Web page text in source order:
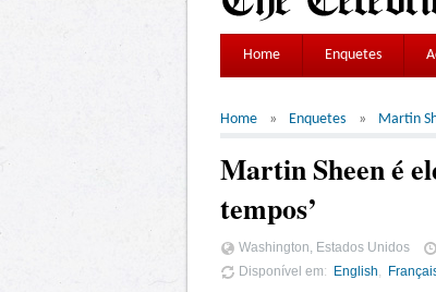
Home Enquetes
Home Enquetes Martin
Martin Sheen é
tempos’
Washington, Estados Unidos
Disponível em
English